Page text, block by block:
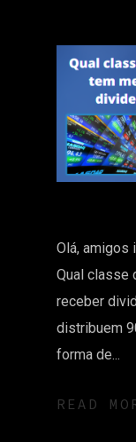
Olá,
Qual classe
receber
distribuem
forma de...
READ